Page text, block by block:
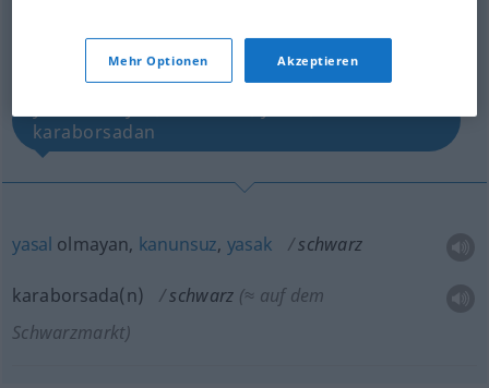
Übersicht aller Übersetzungen
(Für mehr Details die Übersetzung anklicken/antippen)
karaborsadan
yasal olmayan, kanunsuz, yasak schwarz
karaborsada(n) schwarz (≈ auf dem
Schwarzmarkt)
Mehr Optionen Akzeptieren